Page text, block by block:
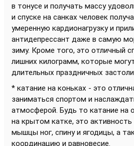
в тонусе и получать массу
и спуске на санках человек
умеренную кардионагрузку и
антидепрессант даже в самую
зиму. Кроме того, это отличный
лишних килограмм, которые
длительных праздничных
* катание на коньках - это
заниматься спортом и
атмосферой. Будь то катание на
на крытом катке, это активность
мышцы ног, спину и ягодицы, а
координацию и равновесие.